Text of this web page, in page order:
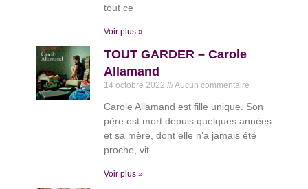
tout ce
Voir plus »
TOUT GARDER – Carole
Allamand
14 octobre 2022 Aucun commentaire
Carole Allamand est fille unique. Son
père est mort depuis quelques années
et sa mère, dont elle n’a jamais été
proche, vit
Voir plus »